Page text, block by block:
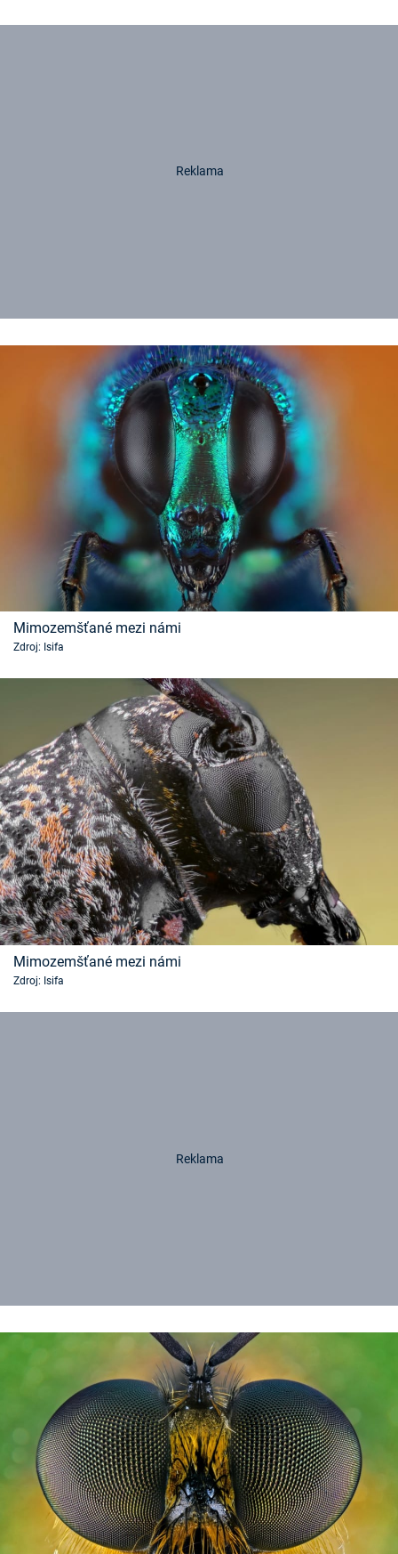
Mimozemšťané mezi námi
Zdroj: Isifa
Mimozemšťané mezi námi
Zdroj: Isifa